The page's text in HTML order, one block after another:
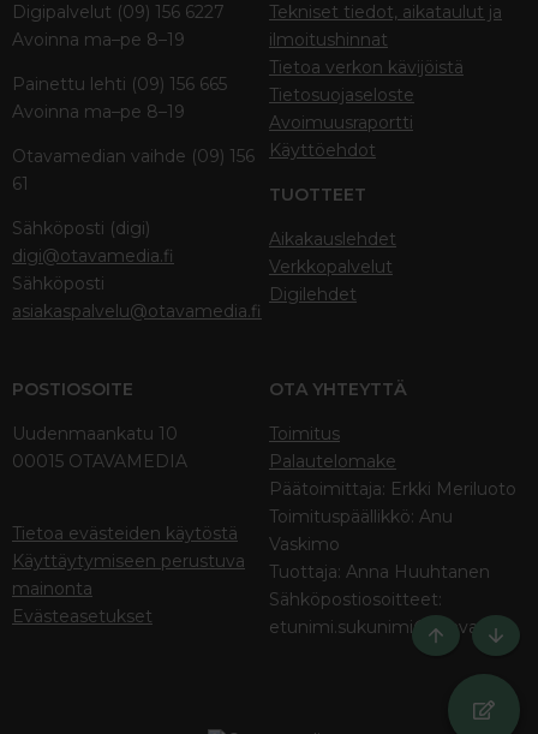
Digipalvelut (09) 156 6227
Avoinna ma–pe 8–19
Painettu lehti (09) 156 665
Avoinna ma–pe 8–19
Otavamedian vaihde (09) 156
61
Sähköposti (digi)
digi@otavamedia.fi
Sähköposti
asiakaspalvelu@otavamedia.fi
Tekniset tiedot, aikataulut ja
ilmoitushinnat
Tietoa verkon kävijöistä
Tietosuojaseloste
Avoimuusraportti
Käyttöehdot
TUOTTEET
Aikakauslehdet
Verkkopalvelut
Digilehdet
POSTIOSOITE
Uudenmaankatu 10
00015 OTAVAMEDIA
Tietoa evästeiden käytöstä
Käyttäytymiseen perustuva
mainonta
Evästeasetukset
OTA YHTEYTTÄ
Toimitus
Palautelomake
Päätoimittaja: Erkki Meriluoto
Toimituspäällikkö: Anu
Vaskimo
Tuottaja: Anna Huuhtanen
Sähköpostiosoitteet:
etunimi.sukunimi@otava.fi
Ylös